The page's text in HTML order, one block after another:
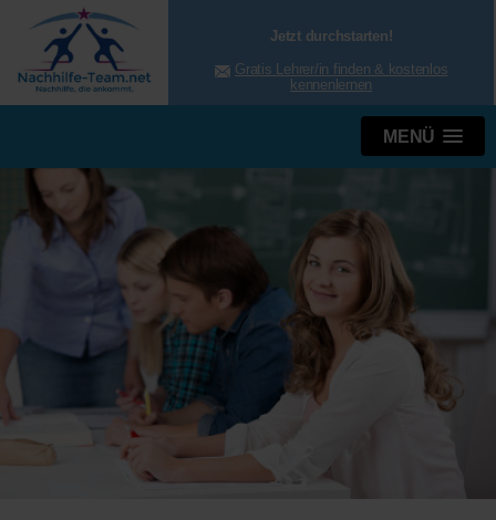
Jetzt durchstarten!
Gratis Lehrer/in finden & kostenlos
kennenlernen
MENÜ